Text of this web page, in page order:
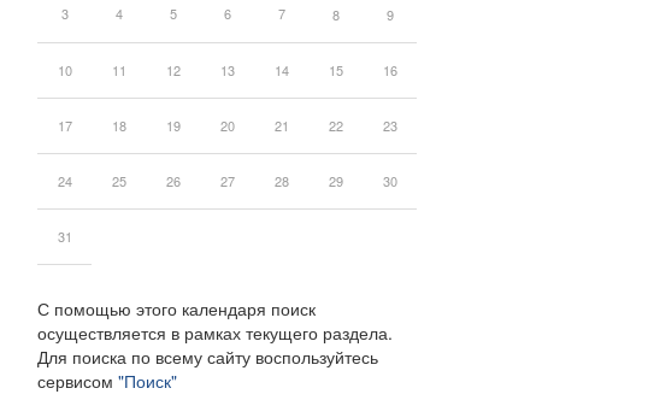
3 4 5 6 7 8 9
10 11 12 13 14 15 16
17 18 19 20 21 22 23
24 25 26 27 28 29 30
31
С помощью этого календаря поиск
осуществляется в рамках текущего раздела.
Для поиска по всему сайту воспользуйтесь
сервисом "Поиск"